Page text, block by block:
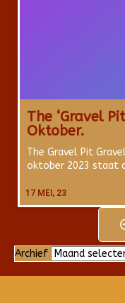
The ‘Gravel
Oktober.
17 MEI, 23
The Gravel Pit
oktober 2023 staat
Archief Archief